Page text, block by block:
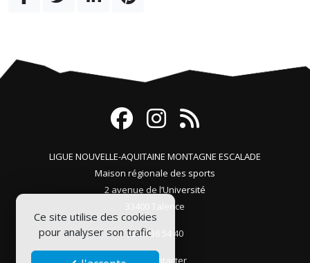
LIGUE NOUVELLE-AQUITAINE MONTAGNE ESCALADE
Maison régionale des sports
2 avenue de l’Université
33400 Talence
05 56 36 54 40
Nous contacter
Ce site utilise des cookies
pour analyser son trafic